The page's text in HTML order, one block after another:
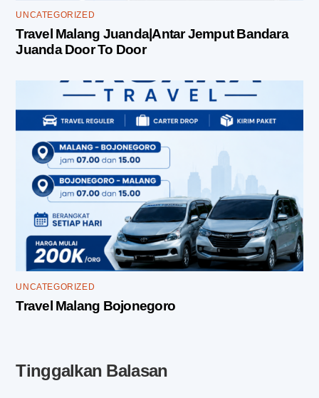
UNCATEGORIZED
Travel Malang Juanda|Antar Jemput Bandara
Juanda Door To Door
UNCATEGORIZED
Travel Malang Bojonegoro
Tinggalkan Balasan